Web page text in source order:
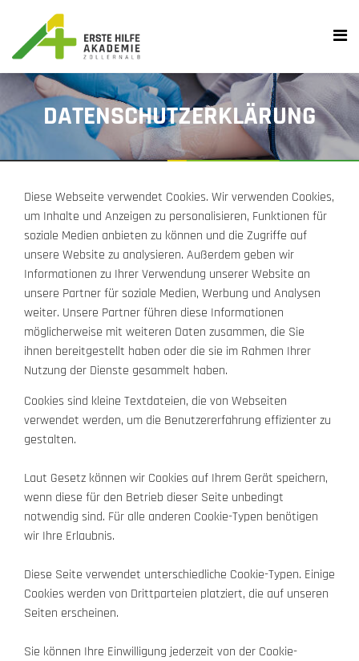
DATENSCHUTZERKLÄRUNG
Diese Webseite verwendet Cookies. Wir verwenden Cookies,
um Inhalte und Anzeigen zu personalisieren, Funktionen für
soziale Medien anbieten zu können und die Zugriffe auf
unsere Website zu analysieren. Außerdem geben wir
Informationen zu Ihrer Verwendung unserer Website an
unsere Partner für soziale Medien, Werbung und Analysen
weiter. Unsere Partner führen diese Informationen
möglicherweise mit weiteren Daten zusammen, die Sie
ihnen bereitgestellt haben oder die sie im Rahmen Ihrer
Nutzung der Dienste gesammelt haben.
Cookies sind kleine Textdateien, die von Webseiten
verwendet werden, um die Benutzererfahrung effizienter zu
gestalten.
Laut Gesetz können wir Cookies auf Ihrem Gerät speichern,
wenn diese für den Betrieb dieser Seite unbedingt
notwendig sind. Für alle anderen Cookie-Typen benötigen
wir Ihre Erlaubnis.
Diese Seite verwendet unterschiedliche Cookie-Typen. Einige
Cookies werden von Drittparteien platziert, die auf unseren
Seiten erscheinen.
Sie können Ihre Einwilligung jederzeit von der Cookie-